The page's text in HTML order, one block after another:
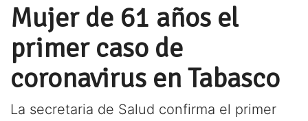
Mujer de 61 años el
primer caso de
coronavirus en Tabasco
La secretaria de Salud confirma el primer